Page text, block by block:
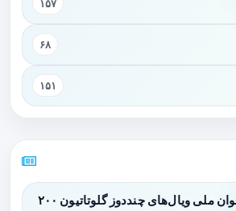
۱۵۷
۶۸
۱۵۱
فراخوان ملی ویال‌های چنددوز گلوتاتیون ۲۰۰